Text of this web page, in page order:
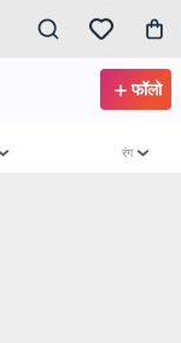
फॉलो
रंग